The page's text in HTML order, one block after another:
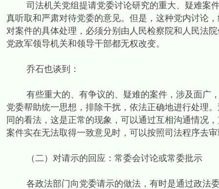
司法机关党组提请党委讨论研究的重大、疑难案件
真听取和严肃对待党委的意见。但是，这种党内讨论
对案件的具体处理，必须分别由人民检察院和人民法
党政军领导机关和领导干部都无权改变。
乔石也谈到：
有些重大的、有争议的、疑难的案件，涉及面广，
党委帮助统一思想，排除干扰，依法正确地进行处理
同的看法，这是正常的现象，可以通过互相沟通情况
案件实在无法取得一致意见时，可以按照司法程序去
（二）对请示的回应：常委会讨论或常委批示
各政法部门向党委请示的做法，有时是通过政法委